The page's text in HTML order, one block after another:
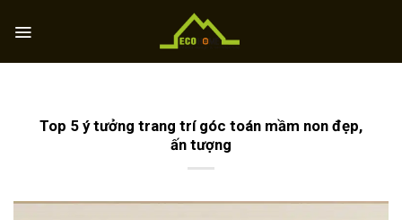
content
Top 5 ý tưởng trang trí góc toán mầm non đẹp,
ấn tượng